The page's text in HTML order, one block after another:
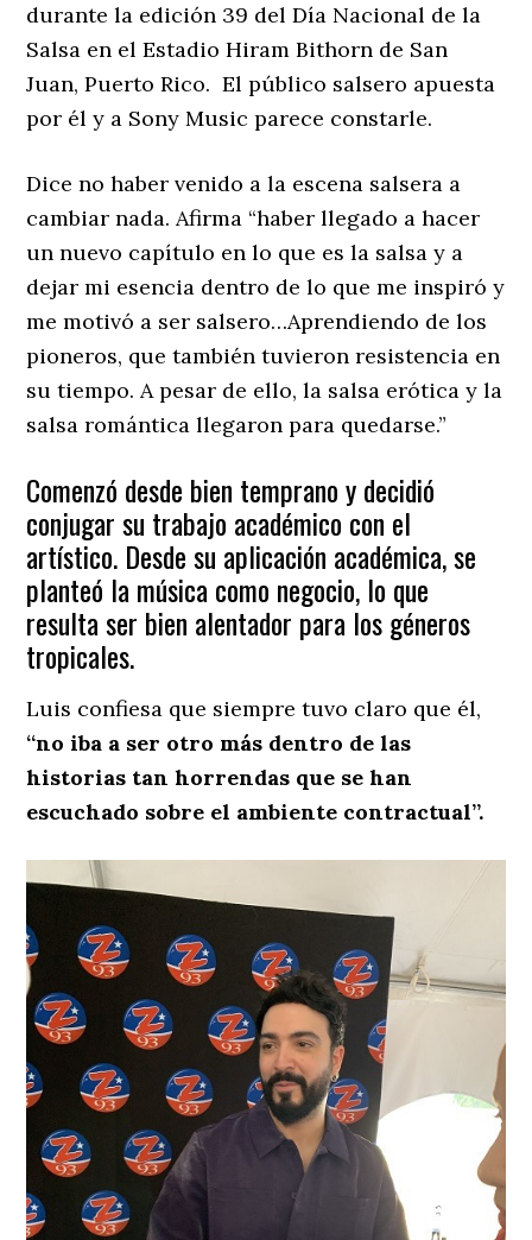
durante la edición 39 del Día Nacional de la
Salsa en el Estadio Hiram Bithorn de San
Juan, Puerto Rico. El público salsero apuesta
por él y a Sony Music parece constarle.
Dice no haber venido a la escena salsera a
cambiar nada. Afirma “haber llegado a hacer
un nuevo capítulo en lo que es la salsa y a
dejar mi esencia dentro de lo que me inspiró y
me motivó a ser salsero…Aprendiendo de los
pioneros, que también tuvieron resistencia en
su tiempo. A pesar de ello, la salsa erótica y la
salsa romántica llegaron para quedarse.”
Comenzó desde bien temprano y decidió
conjugar su trabajo académico con el
artístico. Desde su aplicación académica, se
planteó la música como negocio, lo que
resulta ser bien alentador para los géneros
tropicales.
Luis confiesa que siempre tuvo claro que él,
“no iba a ser otro más dentro de las
historias tan horrendas que se han
escuchado sobre el ambiente contractual”.